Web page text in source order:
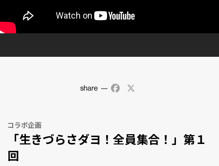
share Facebook
コラボ企画
「生きづらさダヨ！全員集合！」第１
回